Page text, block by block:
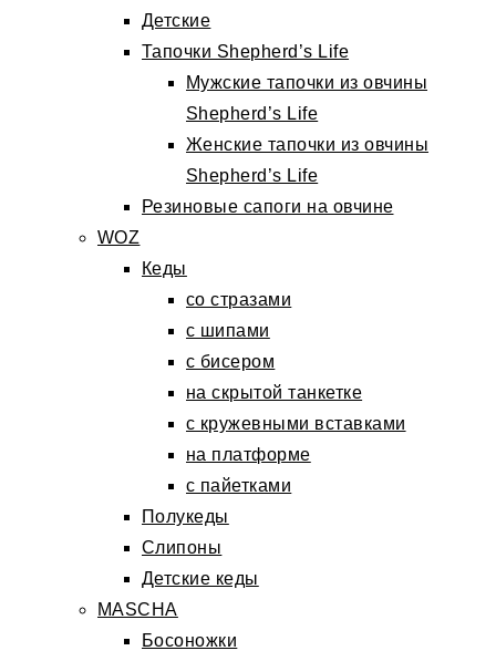
Детские
Тапочки Shepherd’s Life
Мужские тапочки из овчины
Shepherd’s Life
Женские тапочки из овчины
Shepherd’s Life
Резиновые сапоги на овчине
WOZ
Кеды
со стразами
с шипами
с бисером
на скрытой танкетке
с кружевными вставками
на платформе
с пайетками
Полукеды
Слипоны
Детские кеды
MASCHA
Босоножки